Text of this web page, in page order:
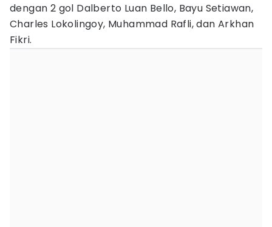
dengan 2 gol Dalberto Luan Bello, Bayu Setiawan,
Charles Lokolingoy, Muhammad Rafli, dan Arkhan
Fikri.